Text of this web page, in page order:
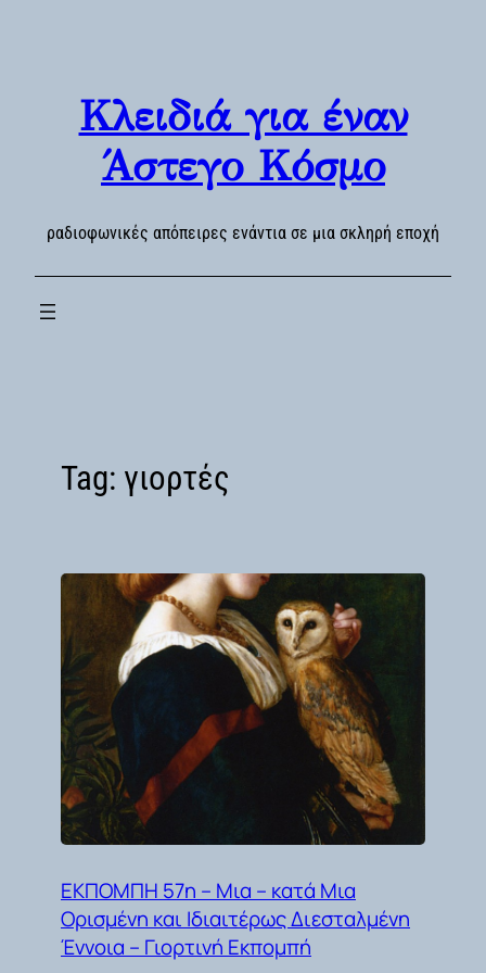
Κλειδιά για έναν
Άστεγο Κόσμο
ραδιοφωνικές απόπειρες ενάντια σε μια σκληρή εποχή
Tag: γιορτές
ΕΚΠΟΜΠΗ 57η – Μια – κατά Μια
Ορισμένη και Ιδιαιτέρως Διεσταλμένη
Έννοια – Γιορτινή Εκπομπή